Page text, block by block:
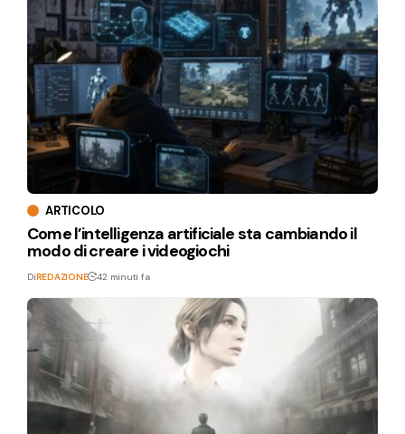
ARTICOLO
Come l’intelligenza artificiale sta cambiando il
modo di creare i videogiochi
DiREDAZIONE 42 minuti fa